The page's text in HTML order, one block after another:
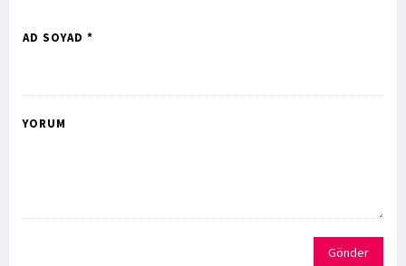
AD SOYAD *
YORUM
Gönder